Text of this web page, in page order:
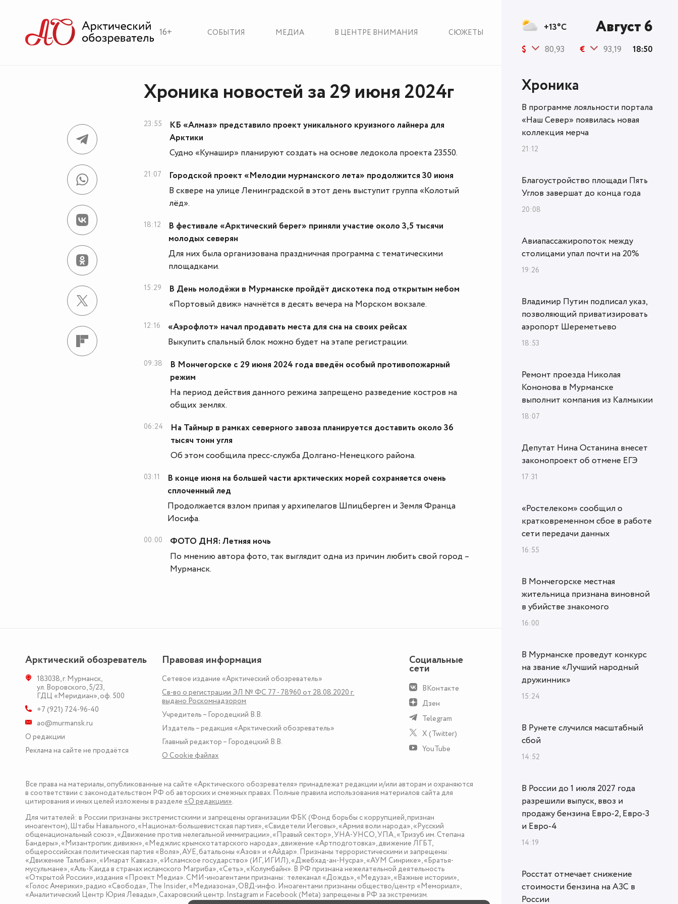
16+ СОБЫТИЯ МЕДИА В ЦЕНТРЕ ВНИМАНИЯ СЮЖЕТЫ
Хроника новостей за 29 июня 2024г
23:55
КБ «Алмаз» представило проект уникального круизного лайнера для
Арктики
Судно «Кунашир» планируют создать на основе ледокола проекта 23550.
21:07
Городской проект «Мелодии мурманского лета» продолжится 30 июня
В сквере на улице Ленинградской в этот день выступит группа «Колотый
лёд».
18:12
В фестивале «Арктический берег» приняли участие около 3,5 тысячи
молодых северян
Для них была организована праздничная программа с тематическими
площадками.
15:29
В День молодёжи в Мурманске пройдёт дискотека под открытым небом
«Портовый движ» начнётся в десять вечера на Морском вокзале.
12:16
«Аэрофлот» начал продавать места для сна на своих рейсах
Выкупить спальный блок можно будет на этапе регистрации.
09:38
В Мончегорске с 29 июня 2024 года введён особый противопожарный
режим
На период действия данного режима запрещено разведение костров на
общих землях.
06:24
На Таймыр в рамках северного завоза планируется доставить около 36
тысяч тонн угля
Об этом сообщила пресс-служба Долгано-Ненецкого района.
03:11
В конце июня на большей части арктических морей сохраняется очень
сплоченный лед
Продолжается взлом припая у архипелагов Шпицберген и Земля Франца
Иосифа.
00:00
ФОТО ДНЯ: Летняя ночь
По мнению автора фото, так выглядит одна из причин любить свой город –
Мурманск.
Арктический обозреватель
183038,г. Мурманск,
ул. Воровского, 5/23,
ГДЦ «Меридиан», оф. 500
+7 (921) 724-96-40
ao@murmansk.ru
О редакции
Реклама на сайте не продаётся
Правовая информация
Сетевое издание «Арктический обозреватель»
Св-во о регистрации ЭЛ № ФС 77 - 78960 от 28.08.2020 г.
выдано Роскомнадзором
Учредитель – Городецкий В.В.
Издатель – редакция «Арктический обозреватель»
Главный редактор – Городецкий В.В.
О Сookie файлах
Социальные
сети
ВКонтакте
Дзен
Telegram
X (Twitter)
YouTube
Все права на материалы, опубликованные на сайте «Арктического обозревателя» принадлежат редакции и/или авторам и охраняются
в соответствии с законодательством РФ об авторских и смежных правах. Полные правила использования материалов сайта для
цитирования и иных целей изложены в разделе«О редакции».
Для читателей: в России признаны экстремистскими и запрещены организации ФБК (Фонд борьбы с коррупцией, признан
иноагентом), Штабы Навального, «Национал-большевистская партия», «Свидетели Иеговы», «Армия воли народа», «Русский
общенациональный союз», «Движение против нелегальной иммиграции», «Правый сектор», УНА-УНСО, УПА, «Тризуб им. Степана
Бандеры», «Мизантропик дивижн», «Меджлис крымскотатарского народа», движение «Артподготовка», движение ЛГБТ,
общероссийская политическая партия «Воля», АУЕ, батальоны «Азов» и «Айдар». Признаны террористическими и запрещены:
«Движение Талибан», «Имарат Кавказ», «Исламское государство» (ИГ, ИГИЛ), «Джебхад-ан-Нусра», «АУМ Синрике», «Братья-
мусульмане», «Аль-Каида в странах исламского Магриба», «Сеть», «Колумбайн». В РФ признана нежелательной деятельность
«Открытой России», издания «Проект Медиа». СМИ-иноагентами признаны: телеканал «Дождь», «Медуза», «Важные истории»,
«Голос Америки», радио «Свобода», The Insider, «Медиазона», ОВД-инфо. Иноагентами признаны общество/центр «Мемориал»,
«Аналитический Центр Юрия Левады», Сахаровский центр. Instagram и Facebook (Metа) запрещены в РФ за экстремизм.
+13°C Август 6
$ 80,93 € 93,19 18:50
Хроника
В программе лояльности портала
«Наш Север» появилась новая
коллекция мерча
21:12
Благоустройство площади Пять
Углов завершат до конца года
20:08
Авиапассажиропоток между
столицами упал почти на 20%
19:26
Владимир Путин подписал указ,
позволяющий приватизировать
аэропорт Шереметьево
18:53
Ремонт проезда Николая
Кононова в Мурманске
выполнит компания из Калмыкии
18:07
Депутат Нина Останина внесет
законопроект об отмене ЕГЭ
17:31
«Ростелеком» сообщил о
кратковременном сбое в работе
сети передачи данных
16:55
В Мончегорске местная
жительница признана виновной
в убийстве знакомого
16:00
В Мурманске проведут конкурс
на звание «Лучший народный
дружинник»
15:24
В Рунете случился масштабный
сбой
14:52
В России до 1 июля 2027 года
разрешили выпуск, ввоз и
продажу бензина Евро-2, Евро-3
и Евро-4
14:19
Росстат отмечает снижение
стоимости бензина на АЗС в
России